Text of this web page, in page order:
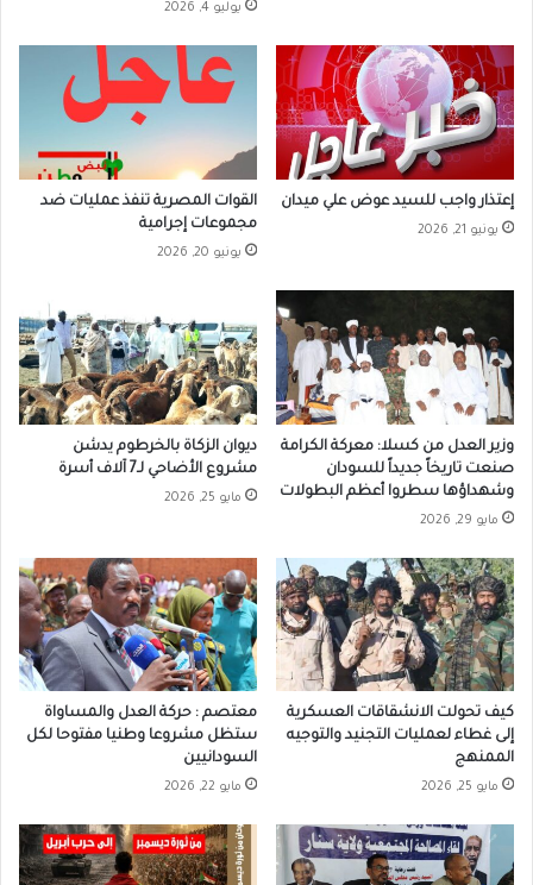
يوليو 4, 2026
إعتذار واجب للسيد عوض علي ميدان
يونيو 21, 2026
القوات المصرية تنفذ عمليات ضد
مجموعات إجرامية
يونيو 20, 2026
وزير العدل من كسلا: معركة الكرامة
صنعت تاريخاً جديداً للسودان
وشهداؤها سطروا أعظم البطولات
مايو 29, 2026
ديوان الزكاة بالخرطوم يدشن
مشروع الأضاحي لـ7 آلاف أسرة
مايو 25, 2026
كيف تحولت الانشقاقات العسكرية
إلى غطاء لعمليات التجنيد والتوجيه
الممنهج
مايو 25, 2026
معتصم : حركة العدل والمساواة
ستظل مشروعا وطنيا مفتوحا لكل
السودانيين
مايو 22, 2026